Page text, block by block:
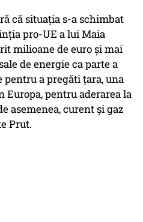
că situația s-a schimbat
pro-UE a lui Maia
milioane de euro și mai
de energie ca parte a
pentru a pregăti țara, una
Europa, pentru aderarea la
asemenea, curent și gaz
Prut.